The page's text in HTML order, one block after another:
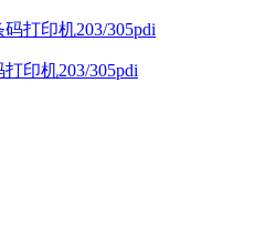
印机203/305pdi